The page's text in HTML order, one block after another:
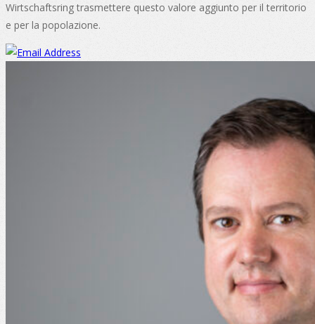
Wirtschaftsring trasmettere questo valore aggiunto per il territorio
e per la popolazione.